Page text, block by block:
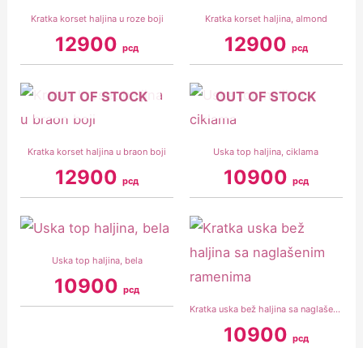
Kratka korset haljina u roze boji
12900рсд
Kratka korset haljina, almond
12900 рсд
OUT OF STOCK
Kratka korset haljina u braon boji
12900рсд
OUT OF STOCK
Uska top haljina, ciklama
10900 рсд
Uska top haljina, bela
10900рсд
Kratka uska bež haljina sa naglašenim ramenima
10900 рсд